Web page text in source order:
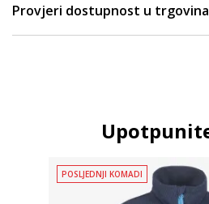
Provjeri dostupnost u
POSLJEDNJI KOMADI